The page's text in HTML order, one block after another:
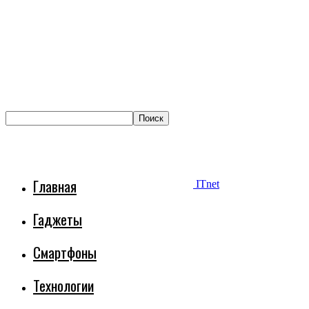
ITnet
Главная
Гаджеты
Смартфоны
Технологии